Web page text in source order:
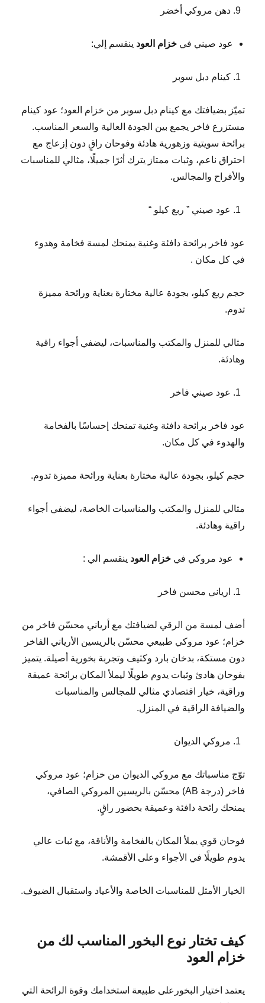
دهن مروكي أخضر
عود صيني فيخزام العود ينقسم إلي:
كينام دبل سوبر
تميّز بضيافتك مع كينام دبل سوبر من خزام العود؛ عود كينام
مستزرع فاخر يجمع بين الجودة العالية والسعر المناسب.
برائحة سويتية وزهورية هادئة وفوحان راقٍ دون إزعاج مع
احتراق ناعم، وثبات ممتاز يترك أثرًا جميلًا، مثالي للمناسبات
والأفراح والمجالس.
عود صيني ” ربع كيلو “
عود فاخر برائحة دافئة وغنية يمنحك لمسة فخامة وهدوء
في كل مكان .
حجم ربع كيلو، بجودة عالية مختارة بعناية ورائحة مميزة
تدوم.
مثالي للمنزل والمكتب والمناسبات، ليضفي أجواء راقية
وهادئة.
عود صيني فاخر
عود فاخر برائحة دافئة وغنية تمنحك إحساسًا بالفخامة
والهدوء في كل مكان.
حجم كيلو، بجودة عالية مختارة بعناية ورائحة مميزة تدوم.
مثالي للمنزل والمكتب والمناسبات الخاصة، ليضفي أجواء
راقية وهادئة.
عود مروكي فيخزام العود ينقسم الي :
ارياني محسن فاخر
أضف لمسة من الرقي لضيافتك مع أرياني محسّن فاخر من
خزام؛ عود مروكي طبيعي محسّن بالريسين الأرياني الفاخر
دون مستكة، بدخان بارد وكثيف وتجربة بخورية أصيلة. يتميز
بفوحان هادئ وثبات يدوم طويلًا ليملأ المكان برائحة عميقة
وراقية، خيار اقتصادي مثالي للمجالس والمناسبات
والضيافة الراقية في المنزل.
مروكي الديوان
توّج مناسباتك مع مروكي الديوان من خزام؛ عود مروكي
فاخر (درجة AB) محسّن بالريسين المروكي الصافي،
يمنحك رائحة دافئة وعميقة بحضور راقٍ.
فوحان قوي يملأ المكان بالفخامة والأناقة، مع ثبات عالي
يدوم طويلًا في الأجواء وعلى الأقمشة.
الخيار الأمثل للمناسبات الخاصة والأعياد واستقبال الضيوف.
كيف تختار نوع البخور المناسب لك من
خزام العود
يعتمد اختيار البخورعلى طبيعة استخدامك وقوة الرائحة التي